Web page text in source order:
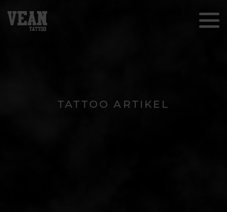
TATTOO ARTIKEL